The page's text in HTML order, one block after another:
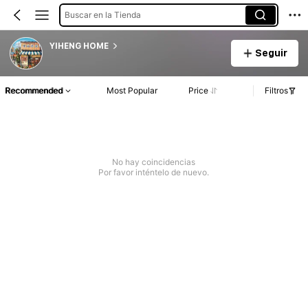
Buscar en la Tienda
YIHENG HOME
Seguir
Recommended Most Popular Price Filtros
No hay coincidencias
Por favor inténtelo de nuevo.